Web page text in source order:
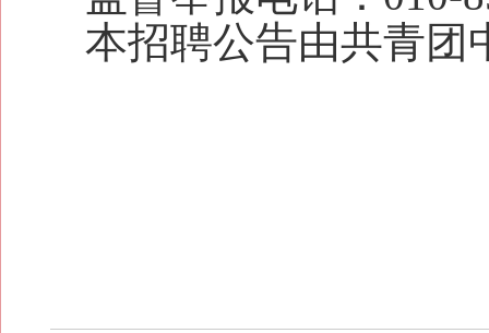
本招聘公告由共青团